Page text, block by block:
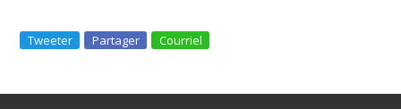
Tweeter Partager Courriel